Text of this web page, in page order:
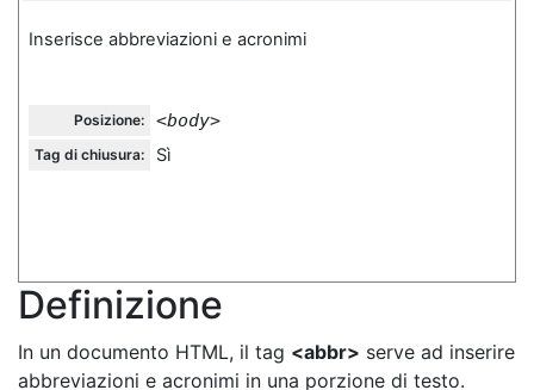
Definizione
In un documento HTML, il tag <abbr> serve ad inserire
abbreviazioni e acronimi in una porzione di testo.
Inserisce abbreviazioni e acronimi
Posizione: <body>
Tag di chiusura: Sì